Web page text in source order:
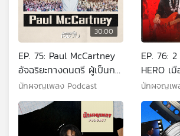
30:00
EP. 75: Paul McCartney
อัจฉริยะทางดนตรี ผู้เป็นกระ
ดูกสันหลัง The Beatles
นักผจญเพลง Podcast
EP. 76:
HERO เ
คอกีตาร์
นักผจญเพ